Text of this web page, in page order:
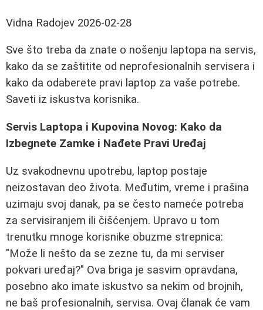
Vidna Radojev 2026-02-28
Sve što treba da znate o nošenju laptopa na servis,
kako da se zaštitite od neprofesionalnih servisera i
kako da odaberete pravi laptop za vaše potrebe.
Saveti iz iskustva korisnika.
Servis Laptopa i Kupovina Novog: Kako da
Izbegnete Zamke i Nađete Pravi Uređaj
Uz svakodnevnu upotrebu, laptop postaje
neizostavan deo života. Međutim, vreme i prašina
uzimaju svoj danak, pa se često nameće potreba
za servisiranjem ili čišćenjem. Upravo u tom
trenutku mnoge korisnike obuzme strepnica:
"Može li nešto da se zezne tu, da mi serviser
pokvari uređaj?" Ova briga je sasvim opravdana,
posebno ako imate iskustvo sa nekim od brojnih,
ne baš profesionalnih, servisa. Ovaj članak će vam